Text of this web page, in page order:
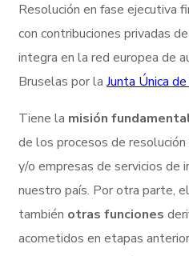
Resolución en fase ejecutiva
con contribuciones privadas
integra en la red europea de
Bruselas por la Junta Única
Tiene la misión
de los procesos de
y/o empresas de servicios de
nuestro país. Por otra parte,
también otras funciones
acometidos en etapas